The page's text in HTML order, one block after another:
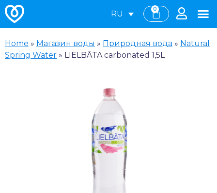
RU
0
Home » Магазин воды » Природная вода » Natural
Spring Water » LIELBĀTA carbonated 1,5L